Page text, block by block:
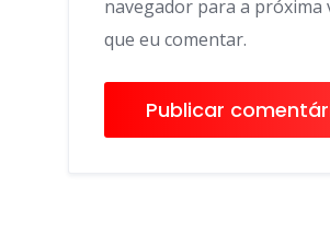
navegador para a próxima
que eu comentar.